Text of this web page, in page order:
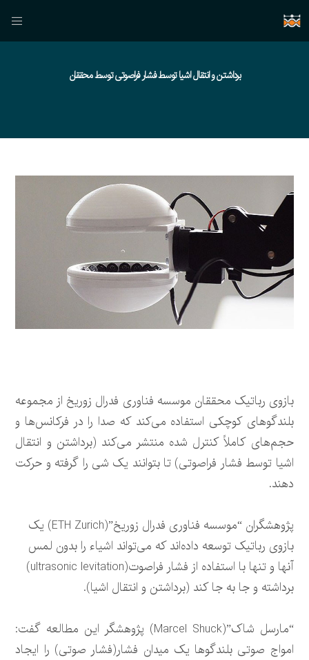
برداشتن و انتقال اشیا توسط فشار فراصوتی توسط محققان
بازوی رباتیک محققان موسسه فناوری فدرال زوریخ از مجموعه
بلندگوهای کوچکی استفاده می‌کند که صدا را در فرکانس‌ها و
حجم‌های کاملاً کنترل شده منتشر می‌کند (برداشتن و انتقال
اشیا توسط فشار فراصوتی) تا بتوانند یک شی را گرفته و حرکت
دهند.
پژوهشگران “موسسه فناوری فدرال زوریخ”(ETH Zurich) یک
بازوی رباتیک توسعه داده‌اند که می‌تواند اشیاء را بدون لمس
آنها و تنها با استفاده از فشار فراصوت(ultrasonic levitation)
برداشته و جا به جا کند (برداشتن و انتقال اشیا).
“مارسل شاک”(Marcel Shuck) پژوهشگر این مطالعه گفت:
امواج صوتی بلندگوها یک میدان فشار(فشار صوتی) را ایجاد